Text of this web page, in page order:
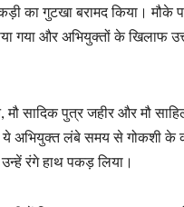
का गुटखा बरामद किया। मौके
गया और अभियुक्तों के खिलाफ
सादिक पुत्र जहीर और मौ
ये अभियुक्त लंबे समय से
रंगे हाथ पकड़ लिया।